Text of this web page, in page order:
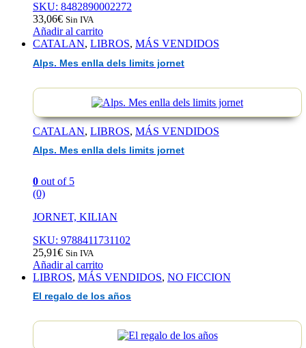
SKU: 8482890002272
33,06€ Sin IVA
Añadir al carrito
CATALAN, LIBROS, MÁS VENDIDOS
Alps. Mes enlla dels limits jornet
CATALAN, LIBROS, MÁS VENDIDOS
Alps. Mes enlla dels limits jornet
0 out of 5
(0)
JORNET, KILIAN
SKU: 9788411731102
25,91€ Sin IVA
Añadir al carrito
LIBROS, MÁS VENDIDOS, NO FICCION
El regalo de los años